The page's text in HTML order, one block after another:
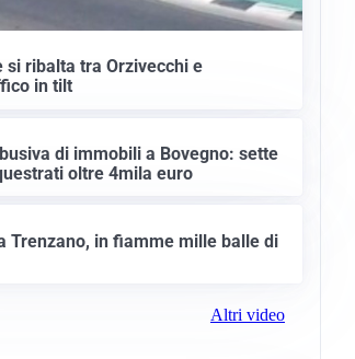
si ribalta tra Orzivecchi e
in tilt
di immobili a Bovegno: sette
oltre 4mila euro
Trenzano, in fiamme mille balle di
Altri video